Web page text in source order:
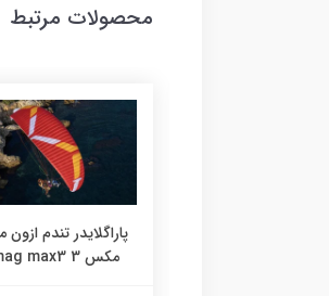
محصولات مرتبط
پاراگلایدر تندم
مکس 3 mag max3